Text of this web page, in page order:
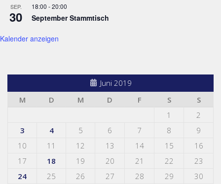
SEP.
30
18:00 -20:00
September Stammtisch
Kalender anzeigen
Juni 2019
M
D M D F S
S
1
2
3
4 5 6 7 8
9
10
11 12 13 14 15
16
17
18 19 20 21 22
23
24
25 26 27 28 29
30